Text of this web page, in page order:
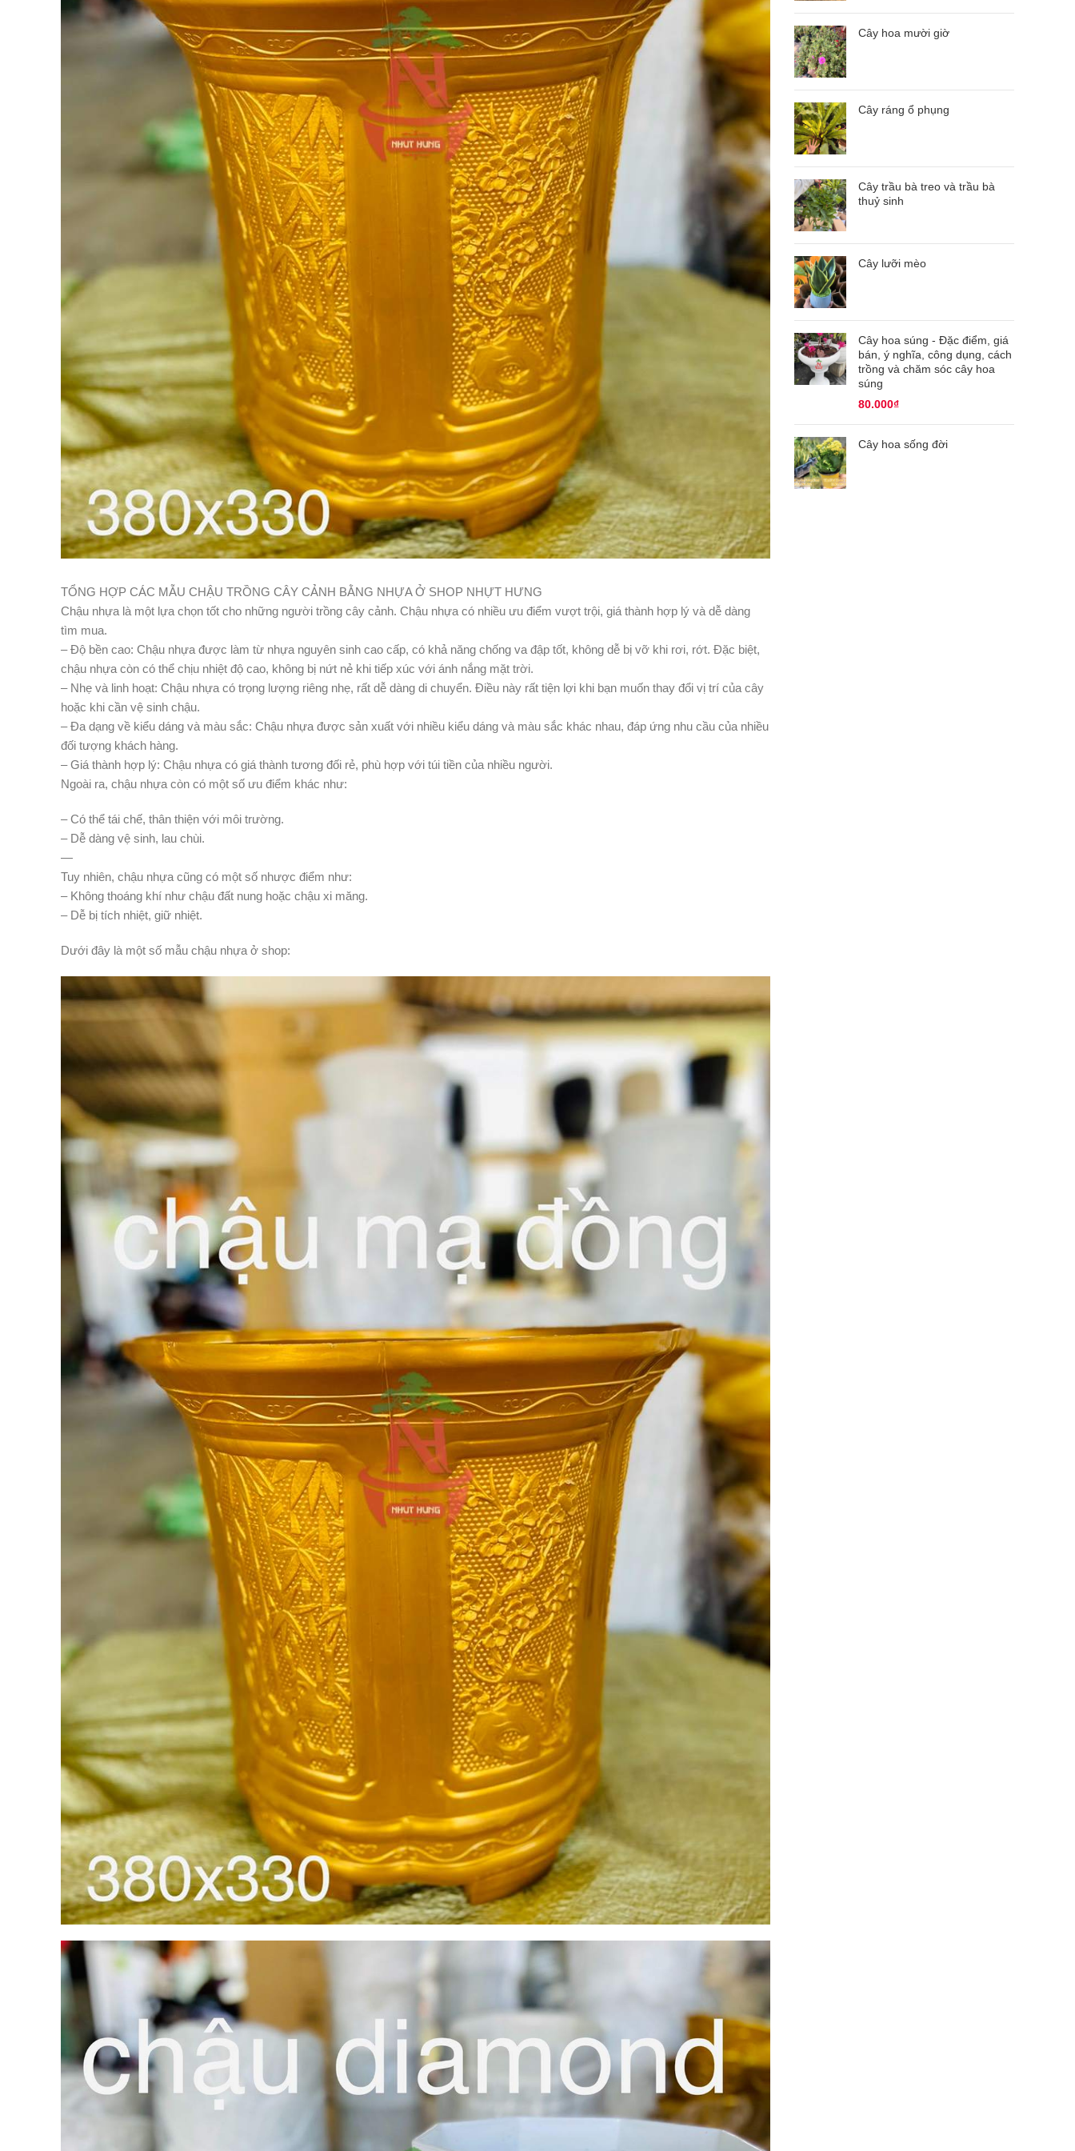
TỔNG HỢP CÁC MẪU CHẬU TRỒNG CÂY CẢNH BẰNG NHỰA Ở SHOP NHỰT HƯNG
Chậu nhựa là một lựa chọn tốt cho những người trồng cây cảnh. Chậu nhựa có nhiều ưu điểm vượt trội, giá thành hợp lý và dễ dàng
tìm mua.
– Độ bền cao: Chậu nhựa được làm từ nhựa nguyên sinh cao cấp, có khả năng chống va đập tốt, không dễ bị vỡ khi rơi, rớt. Đặc biệt,
chậu nhựa còn có thể chịu nhiệt độ cao, không bị nứt nẻ khi tiếp xúc với ánh nắng mặt trời.
– Nhẹ và linh hoạt: Chậu nhựa có trọng lượng riêng nhẹ, rất dễ dàng di chuyển. Điều này rất tiện lợi khi bạn muốn thay đổi vị trí của cây
hoặc khi cần vệ sinh chậu.
– Đa dạng về kiểu dáng và màu sắc: Chậu nhựa được sản xuất với nhiều kiểu dáng và màu sắc khác nhau, đáp ứng nhu cầu của nhiều
đối tượng khách hàng.
– Giá thành hợp lý: Chậu nhựa có giá thành tương đối rẻ, phù hợp với túi tiền của nhiều người.
Ngoài ra, chậu nhựa còn có một số ưu điểm khác như:
– Có thể tái chế, thân thiện với môi trường.
– Dễ dàng vệ sinh, lau chùi.
—
Tuy nhiên, chậu nhựa cũng có một số nhược điểm như:
– Không thoáng khí như chậu đất nung hoặc chậu xi măng.
– Dễ bị tích nhiệt, giữ nhiệt.
Dưới đây là một số mẫu chậu nhựa ở shop:
Cây hoa mười giờ
Cây ráng ổ phụng
Cây trầu bà treo và trầu bà
thuỷ sinh
Cây lưỡi mèo
Cây hoa súng - Đặc điểm, giá
bán, ý nghĩa, công dụng, cách
trồng và chăm sóc cây hoa
súng
80.000₫
Cây hoa sống đời